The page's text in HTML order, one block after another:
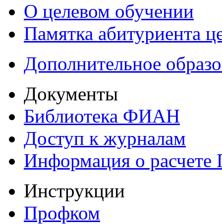
О целевом обучении
Памятка абитуриента
Дополнительное
Документы
Библиотека ФИАН
Доступ к журналам
Информация о
Инструкции
Профком